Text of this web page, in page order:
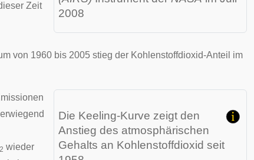
2008
Zeit
von 1960 bis 2005 stieg der Kohlenstoffdioxid-Anteil im
Die Keeling-Kurve zeigt den
Anstieg des atmosphärischen
Gehalts an Kohlenstoffdioxid seit
2 wieder